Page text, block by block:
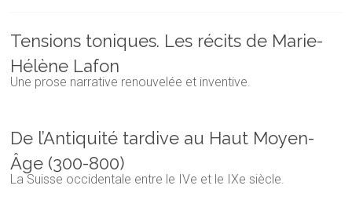
Faculté
des
lettres
Tensions toniques. Les récits de Marie-
Hélène Lafon
Une prose narrative renouvelée et inventive.
De l’Antiquité tardive au Haut Moyen-
Âge (300-800)
La Suisse occidentale entre le IVe et le IXe siècle.